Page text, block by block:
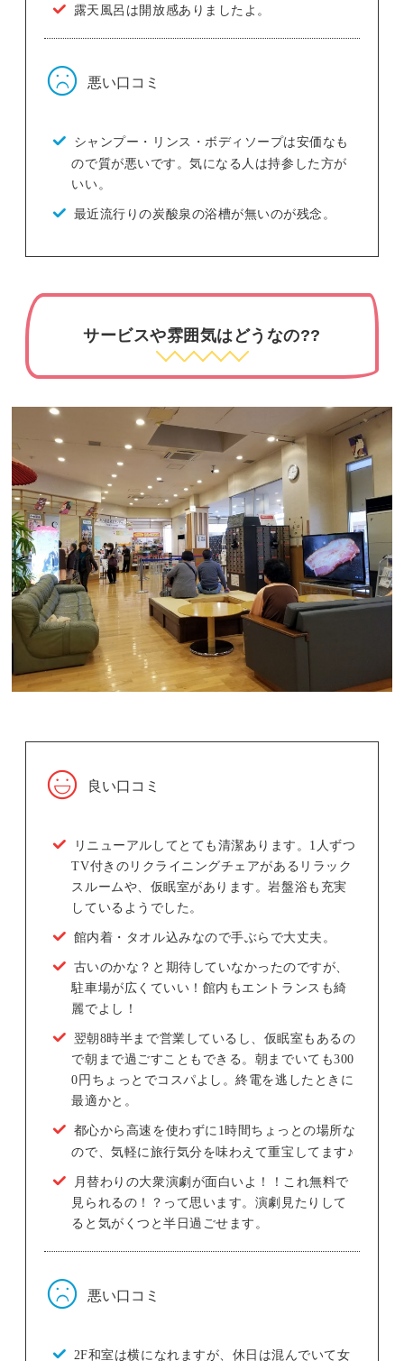
露天風呂は開放感ありましたよ。
悪い口コミ
シャンプー・リンス・ボディソープは安価なも
ので質が悪いです。気になる人は持参した方が
いい。
最近流行りの炭酸泉の浴槽が無いのが残念。
サービスや雰囲気はどうなの??
良い口コミ
リニューアルしてとても清潔あります。1人ずつ
TV付きのリクライニングチェアがあるリラック
スルームや、仮眠室があります。岩盤浴も充実
しているようでした。
館内着・タオル込みなので手ぶらで大丈夫。
古いのかな？と期待していなかったのですが、
駐車場が広くていい！館内もエントランスも綺
麗でよし！
翌朝8時半まで営業しているし、仮眠室もあるの
で朝まで過ごすこともできる。朝までいても300
0円ちょっとでコスパよし。終電を逃したときに
最適かと。
都心から高速を使わずに1時間ちょっとの場所な
ので、気軽に旅行気分を味わえて重宝してます♪
月替わりの大衆演劇が面白いよ！！これ無料で
見られるの！？って思います。演劇見たりして
ると気がくつと半日過ごせます。
悪い口コミ
2F和室は横になれますが、休日は混んでいて女